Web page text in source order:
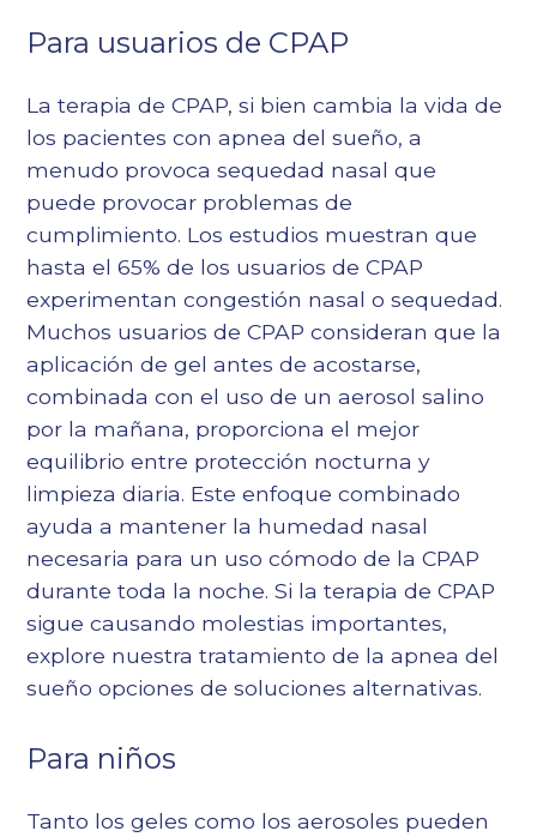
Para usuarios de CPAP
La terapia de CPAP, si bien cambia la vida de
los pacientes con apnea del sueño, a
menudo provoca sequedad nasal que
puede provocar problemas de
cumplimiento. Los estudios muestran que
hasta el 65% de los usuarios de CPAP
experimentan congestión nasal o sequedad.
Muchos usuarios de CPAP consideran que la
aplicación de gel antes de acostarse,
combinada con el uso de un aerosol salino
por la mañana, proporciona el mejor
equilibrio entre protección nocturna y
limpieza diaria. Este enfoque combinado
ayuda a mantener la humedad nasal
necesaria para un uso cómodo de la CPAP
durante toda la noche. Si la terapia de CPAP
sigue causando molestias importantes,
explore nuestratratamiento de la apnea del
sueño opciones de soluciones alternativas.
Para niños
Tanto los geles como los aerosoles pueden